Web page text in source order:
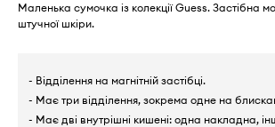
Маленька сумочка із колекції Guess. Застібна
штучної шкіри.
- Відділення на магнітній застібці.
- Має три відділення, зокрема одне на
- Має дві внутрішні кишені: одна накладна,